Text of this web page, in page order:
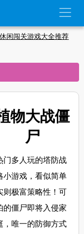
闲闯关游戏大全推荐
物大战僵
尸
门多人玩的塔防战
小游戏，看似简单
则极富策略性！可
的僵尸即将入侵家
，唯一的防御方式